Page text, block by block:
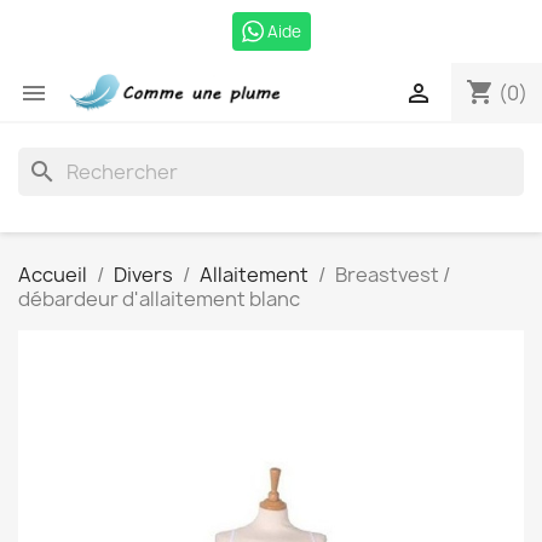
Aide
 shopping_cart (0)

search
Accueil Divers Allaitement
Breastvest /
débardeur d'allaitement blanc